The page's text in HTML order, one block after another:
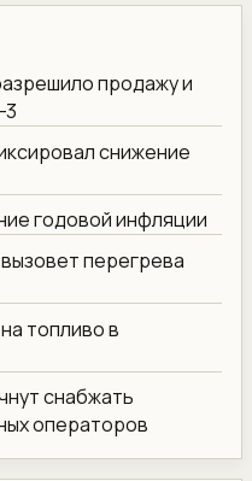
продажу и
3
снижение
годовой инфляции
перегрева
топливо в
снабжать
операторов